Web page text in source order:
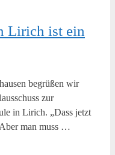
Lirich ist ein
begrüßen wir
zur
in Lirich. „Dass jetzt
man muss …